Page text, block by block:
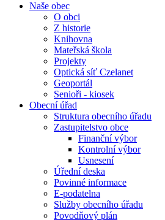
Naše obec
O obci
Z historie
Knihovna
Mateřská škola
Projekty
Optická síť Czelanet
Geoportál
Senioři - kiosek
Obecní úřad
Struktura obecního úřadu
Zastupitelstvo obce
Finanční výbor
Kontrolní výbor
Usnesení
Úřední deska
Povinné informace
E-podatelna
Služby obecního úřadu
Povodňový plán